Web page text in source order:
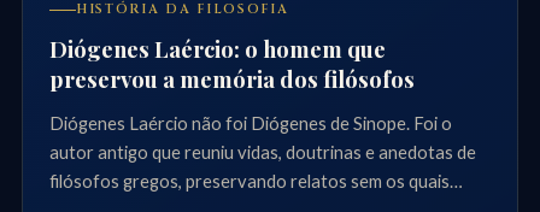
HISTÓRIA DA FILOSOFIA
Diógenes Laércio: o homem que
preservou a memória dos filósofos
Diógenes Laércio não foi Diógenes de Sinope. Foi o
autor antigo que reuniu vidas, doutrinas e anedotas de
filósofos gregos, preservando relatos sem os quais